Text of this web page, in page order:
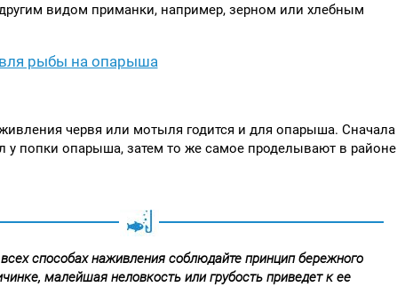
видом приманки, например, зерном или хлебным
рыбы на опарыша
червя или мотыля годится и для опарыша. Сначала
у попки опарыша, затем то же самое проделывают в районе
способах наживления соблюдайте принцип бережного
малейшая неловкость или грубость приведет к ее